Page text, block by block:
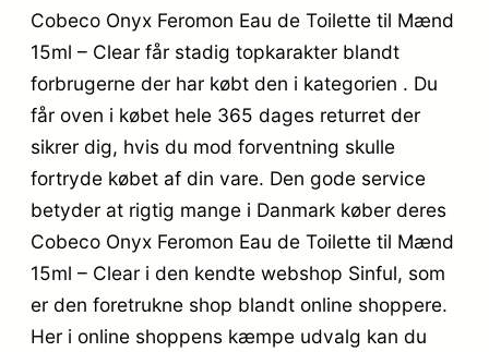
Cobeco Onyx Feromon Eau de Toilette til Mænd
15ml – Clear får stadig topkarakter blandt
forbrugerne der har købt den i kategorien . Du
får oven i købet hele 365 dages returret der
sikrer dig, hvis du mod forventning skulle
fortryde købet af din vare. Den gode service
betyder at rigtig mange i Danmark køber deres
Cobeco Onyx Feromon Eau de Toilette til Mænd
15ml – Clear i den kendte webshop Sinful, som
er den foretrukne shop blandt online shoppere.
Her i online shoppens kæmpe udvalg kan du